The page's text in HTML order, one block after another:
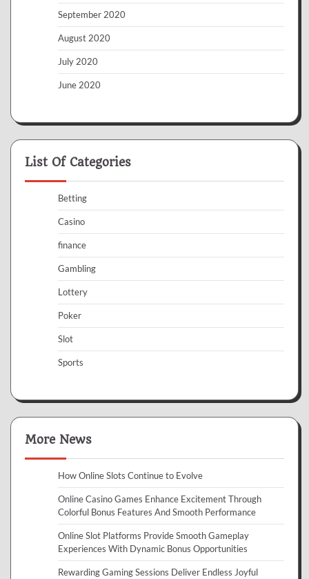
September 2020
August 2020
July 2020
June 2020
List Of Categories
Betting
Casino
finance
Gambling
Lottery
Poker
Slot
Sports
More News
How Online Slots Continue to Evolve
Online Casino Games Enhance Excitement Through
Colorful Bonus Features And Smooth Performance
Online Slot Platforms Provide Smooth Gameplay
Experiences With Dynamic Bonus Opportunities
Rewarding Gaming Sessions Deliver Endless Joyful